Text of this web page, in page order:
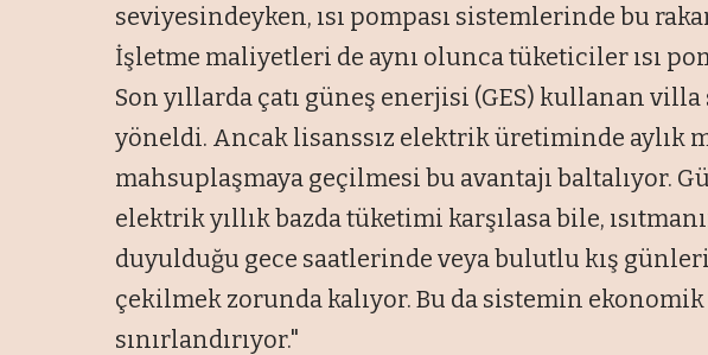
seviyesindeyken, ısı pompası sistemlerinde bu
İşletme maliyetleri de aynı olunca tüketiciler ısı
Son yıllarda çatı güneş enerjisi (GES) kullanan villa
yöneldi. Ancak lisanssız elektrik üretiminde aylık
mahsuplaşmaya geçilmesi bu avantajı baltalıyor.
elektrik yıllık bazda tüketimi karşılasa bile,
duyulduğu gece saatlerinde veya bulutlu kış
çekilmek zorunda kalıyor. Bu da sistemin ekonomik
sınırlandırıyor."